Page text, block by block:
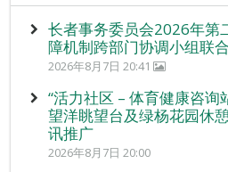
长者事务委员会2026年第
障机制跨部门协调小组联
2026年8月7日 20:41
“活力社区 – 体育健康咨询
望洋眺望台及绿杨花园休
讯推广
2026年8月7日 20:00